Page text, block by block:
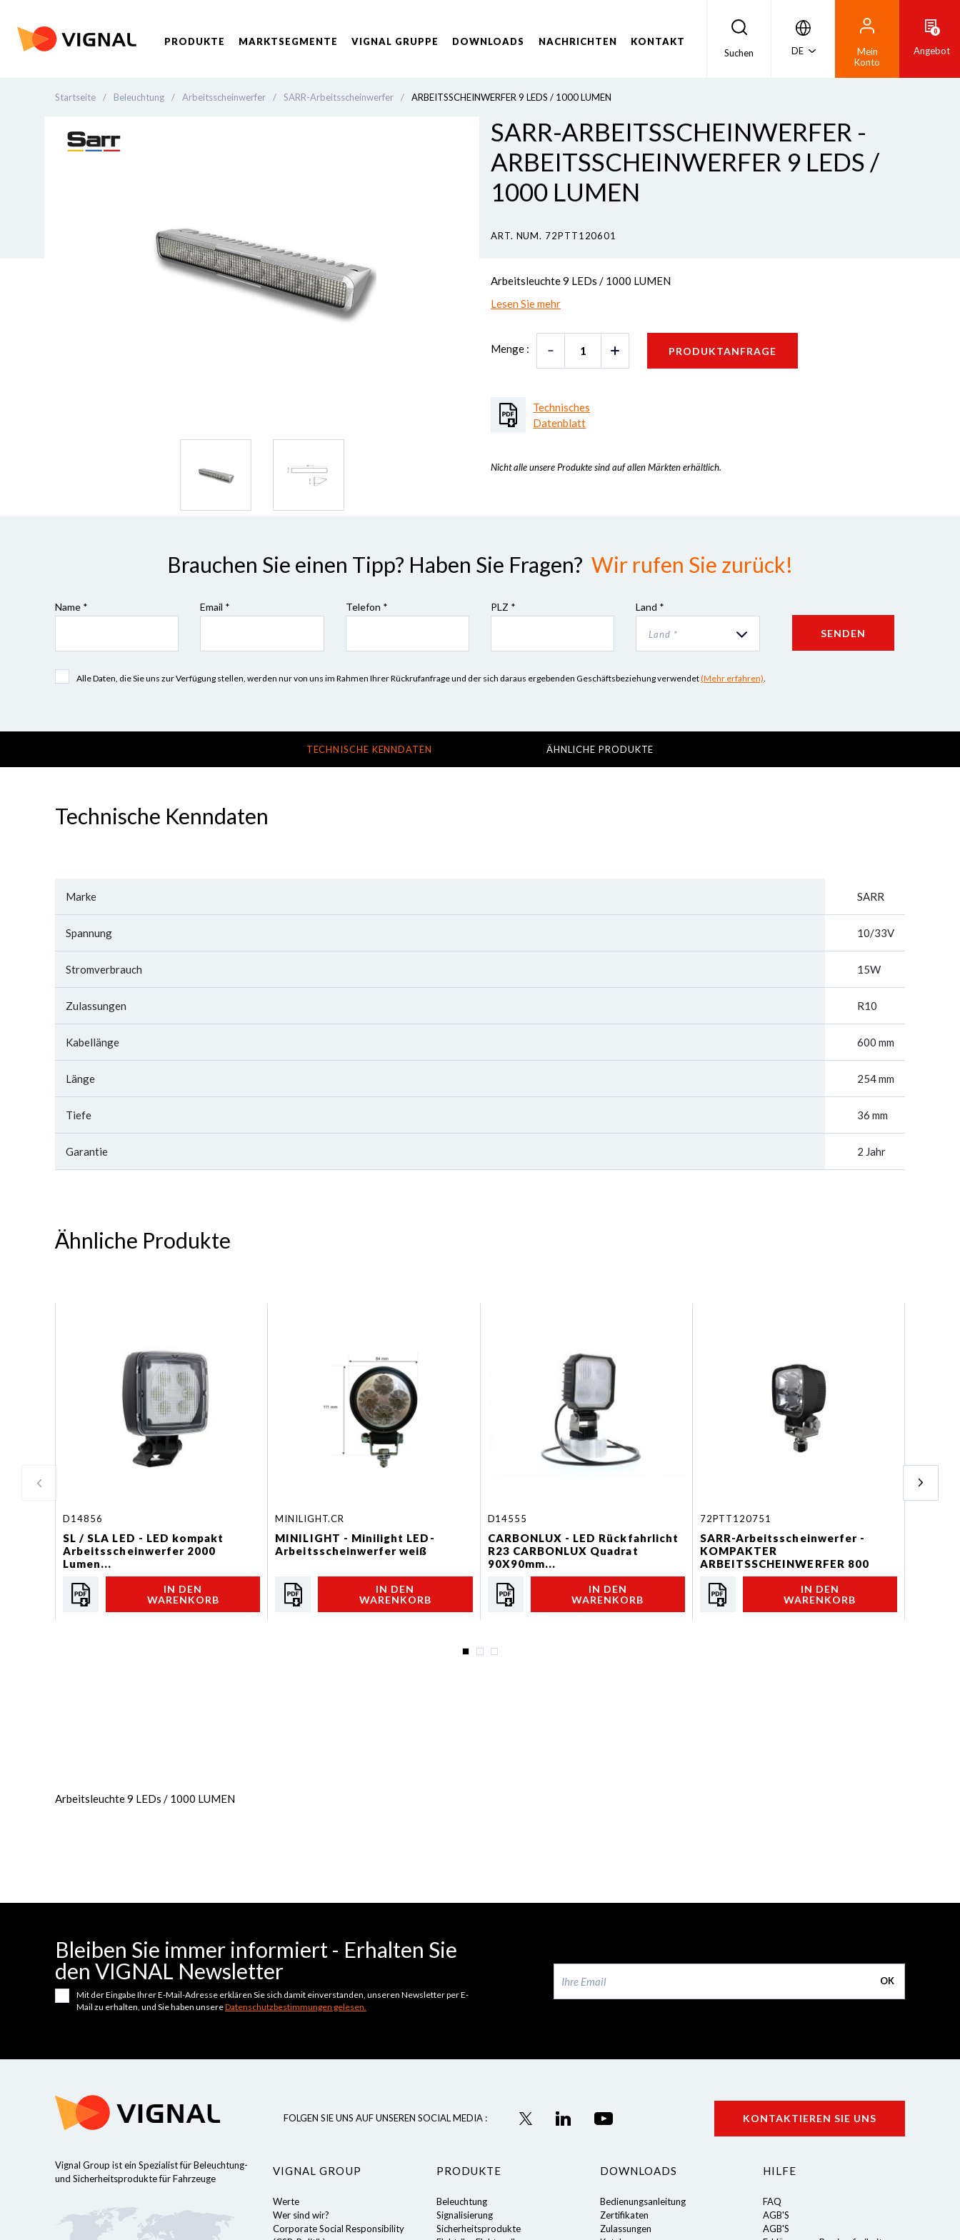
PRODUKTE MARKTSEGMENTE VIGNAL GRUPPE DOWNLOADS NACHRICHTEN
KONTAKT
Suchen
DE
Mein
Konto
0
Angebot
Startseite / Beleuchtung / Arbeitsscheinwerfer / SARR-Arbeitsscheinwerfer / ARBEITSSCHEINWERFER 9 LEDS / 1000 LUMEN
SARR-ARBEITSSCHEINWERFER -
ARBEITSSCHEINWERFER 9 LEDS /
1000 LUMEN
ART. NUM. 72PTT120601
Arbeitsleuchte 9 LEDs / 1000 LUMEN
Lesen Sie mehr
Menge : PRODUKTANFRAGE
Technisches
Datenblatt
Nicht alle unsere Produkte sind auf allen Märkten erhältlich.
Brauchen Sie einen Tipp? Haben Sie Fragen? Wir rufen Sie zurück!
Name * Email * Telefon * PLZ * Land *
Land * SENDEN
Alle Daten, die Sie uns zur Verfügung stellen, werden nur von uns im Rahmen Ihrer Rückrufanfrage und der sich daraus ergebenden Geschäftsbeziehung verwendet(Mehr erfahren).
TECHNISCHE KENNDATEN ÄHNLICHE PRODUKTE
Technische Kenndaten
Marke SARR
Spannung 10/33V
Stromverbrauch 15W
Zulassungen R10
Kabellänge 600 mm
Länge 254 mm
Tiefe 36 mm
Garantie 2 Jahr
Ähnliche Produkte
D14856
SL / SLA LED - LED kompakt
Arbeitsscheinwerfer 2000
Lumen...
IN DEN
WARENKORB
MINILIGHT.CR
MINILIGHT - Minilight LED-
Arbeitsscheinwerfer weiß
IN DEN
WARENKORB
D14555
CARBONLUX - LED Rückfahrlicht
R23 CARBONLUX Quadrat
90X90mm...
IN DEN
WARENKORB
72PTT120751
SARR-Arbeitsscheinwerfer -
KOMPAKTER
ARBEITSSCHEINWERFER 800
IN DEN
WARENKORB
Arbeitsleuchte 9 LEDs / 1000 LUMEN
Bleiben Sie immer informiert - Erhalten Sie
den VIGNAL Newsletter
OK
Mit der Eingabe Ihrer E-Mail-Adresse erklären Sie sich damit einverstanden, unseren Newsletter per E-
Mail zu erhalten, und Sie haben unsereDatenschutzbestimmungen gelesen.
Vignal Group ist ein Spezialist für Beleuchtung-
und Sicherheitsprodukte für Fahrzeuge
FOLGEN SIE UNS AUF UNSEREN SOCIAL MEDIA : KONTAKTIEREN SIE UNS
VIGNAL GROUP
Werte
Wer sind wir?
Corporate Social Responsibility
PRODUKTE
Beleuchtung
Signalisierung
Sicherheitsprodukte
DOWNLOADS
Bedienungsanleitung
Zertifikaten
Zulassungen
HILFE
FAQ
AGB'S
AGB'S
Website, um Ihnen ein
indem wir uns Ihre Präferenzen für